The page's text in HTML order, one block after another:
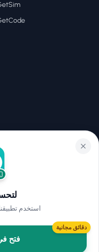
استخدم
فتح
دقائق مجانية